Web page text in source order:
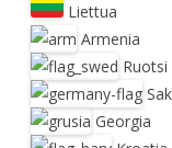
Liettua
Armenia
Ruotsi
Georgia